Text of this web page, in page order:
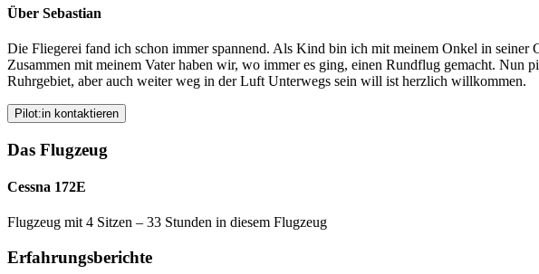
Über Sebastian
Die Fliegerei fand ich schon immer spannend. Als Kind bin ich mit meinem Onkel in seiner
Zusammen mit meinem Vater haben wir, wo immer es ging, einen Rundflug gemacht.
Ruhrgebiet, aber auch weiter weg in der Luft Unterwegs sein will ist herzlich willkommen.
Pilot:in kontaktieren
Das Flugzeug
Cessna 172E
Flugzeug mit 4 Sitzen – 33 Stunden in diesem Flugzeug
Erfahrungsberichte